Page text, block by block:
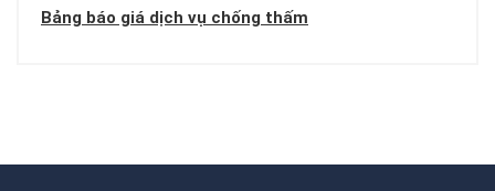
Bảng báo giá dịch vụ chống thấm